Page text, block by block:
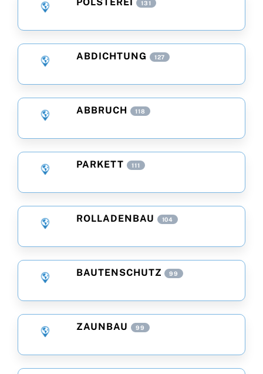
131
ABDICHTUNG 127
ABBRUCH 118
PARKETT 111
ROLLADENBAU 104
BAUTENSCHUTZ 99
ZAUNBAU 99